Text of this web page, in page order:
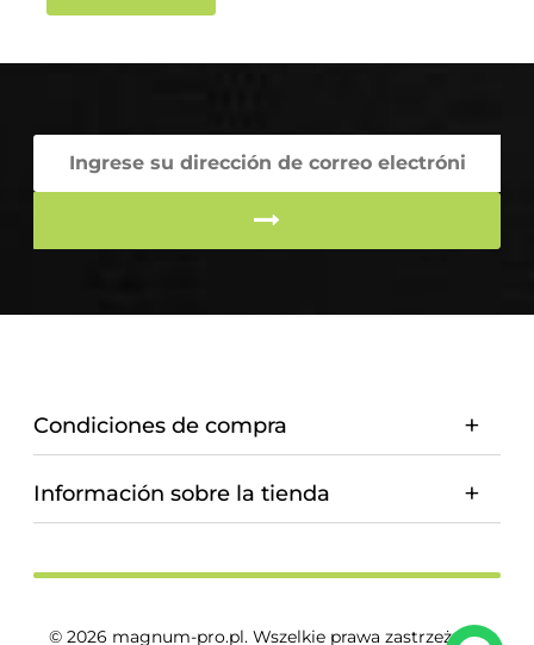
Condiciones de compra
Información sobre la tienda
© 2026 magnum-pro.pl. Wszelkie prawa zastrzeżone.